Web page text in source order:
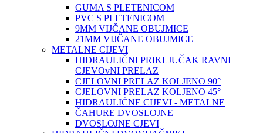
GUMA S PLETENICOM
PVC S PLETENICOM
9MM VIJČANE OBUJMICE
21MM VIJČANE OBUJMICE
METALNE CIJEVI
HIDRAULIČNI PRIKLJUČAK RAVNI
CJEVOvNI PRELAZ
CJELOVNI PRELAZ KOLJENO 90°
CJELOVNI PRELAZ KOLJENO 45°
HIDRAULIČNE CIJEVI - METALNE
ČAHURE DVOSLOJNE
DVOSLOJNE CJEVI